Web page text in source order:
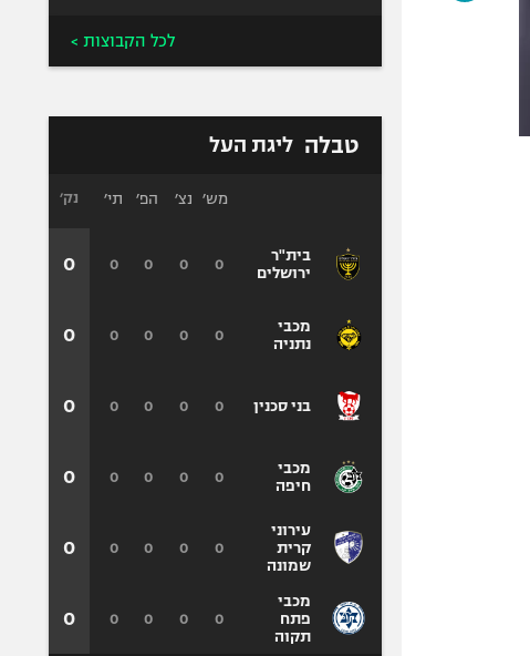
לכל הקבוצות >
טבלה ליגת העל
בית"ר
ירושלים
מכבי
נתניה
בני סכנין
מכבי
חיפה
עירוני
קרית
שמונה
מכבי
פתח
תקוה
מש׳ נצ׳ הפ׳ תי׳
0
0
0
0
0
0
0
0
0
0
0
0
0
0
0
0
0
0
0
0
0
0
0
0
נק׳
0
0
0
0
0
0